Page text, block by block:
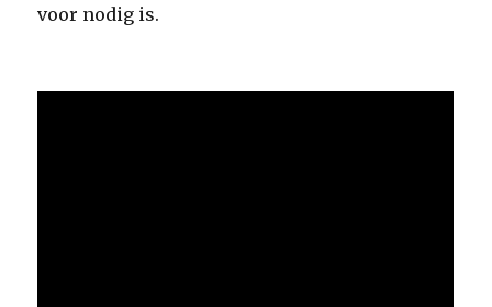
voor nodig is.